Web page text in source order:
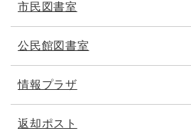
市民図書室
公民館図書室
情報プラザ
返却ポスト